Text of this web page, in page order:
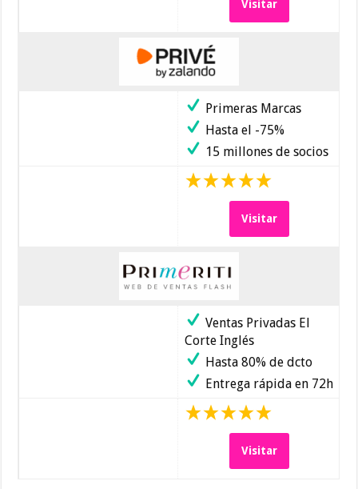
Visitar
Primeras Marcas
Hasta el -75%
15 millones de socios
Visitar
Ventas Privadas El
Corte Inglés
Hasta 80% de dcto
Entrega rápida en 72h
Visitar